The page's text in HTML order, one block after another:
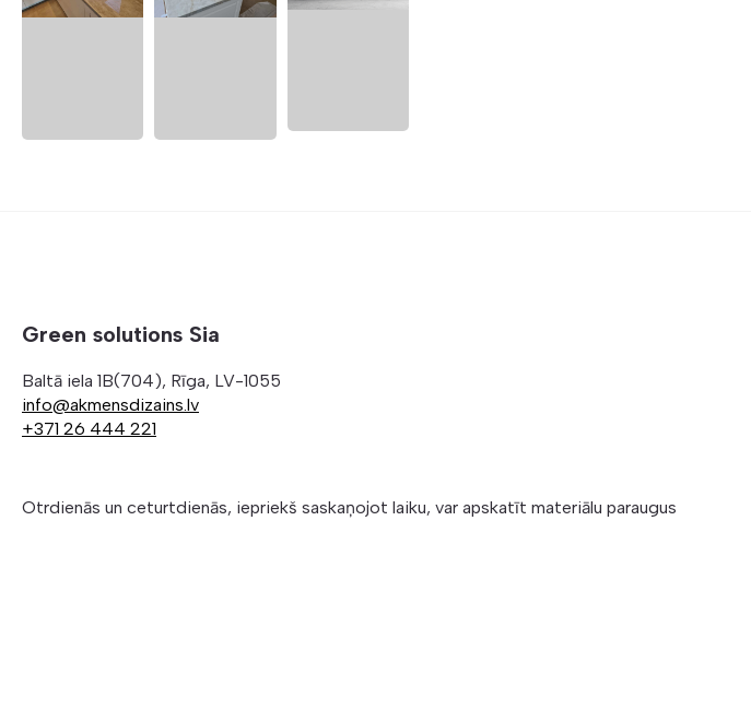
Green solutions Sia
Baltā iela 1B(704), Rīga, LV-1055
info@akmensdizains.lv
+371 26 444 221
Otrdienās un ceturtdienās, iepriekš saskaņojot laiku, var apskatīt materiālu paraugus